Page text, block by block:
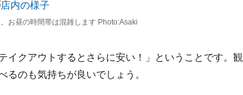
お昼の時間帯は混雑します Photo:Asaki
イクアウトするとさらに安い！」ということです。観
のも気持ちが良いでしょう。